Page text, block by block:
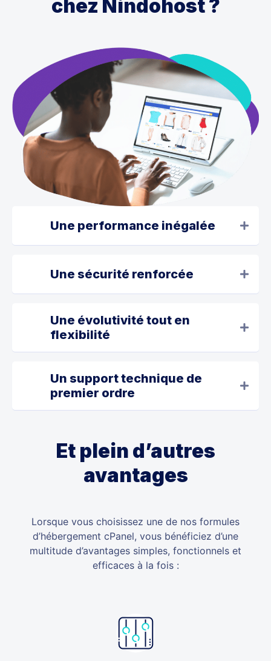
chez Nindohost ?
Une performance inégalée
Une sécurité renforcée
Une évolutivité tout en
flexibilité
Un support technique de
premier ordre
Et plein d’autres
avantages
Lorsque vous choisissez une de nos formules
d’hébergement cPanel, vous bénéficiez d’une
multitude d’avantages simples, fonctionnels et
efficaces à la fois :